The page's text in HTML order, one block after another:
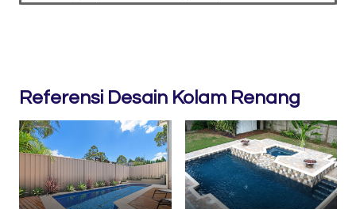
Referensi Desain Kolam Renang